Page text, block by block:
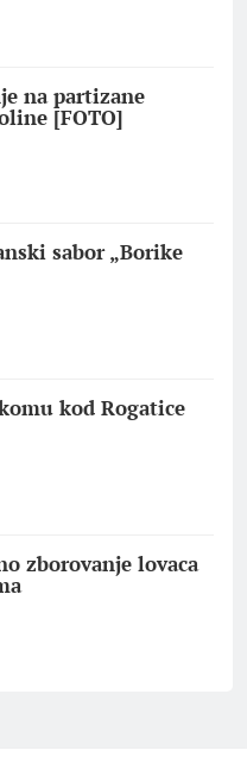
na partizane
[FOTO]
sabor „Borike
kod Rogatice
zborovanje lovaca